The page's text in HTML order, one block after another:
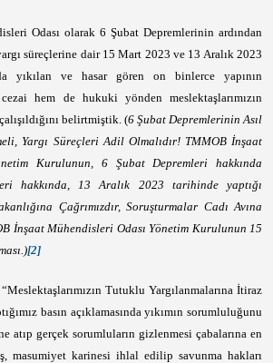
Odası olarak 6 Şubat Depremlerinin ardından
süreçlerine dair 15 Mart 2023 ve 13 Aralık 2023
yıkılan ve hasar gören on binlerce yapının
hem de hukuki yönden meslektaşlarımızın
belirtmiştik. (6 Şubat Depremlerinin Asıl
Yargı Süreçleri Adil Olmalıdır! TMMOB İnşaat
Kurulunun, 6 Şubat Depremleri hakkında
hakkında, 13 Aralık 2023 tarihinde yaptığı
Çağrımızdır, Soruşturmalar Cadı Avına
İnşaat Mühendisleri Odası Yönetim Kurulunun 15
[2]
Tutuklu Yargılanmalarına İtiraz
basın açıklamasında yıkımın sorumluluğunu
atıp gerçek sorumluların gizlenmesi çabalarına en
masumiyet karinesi ihlal edilip savunma hakları